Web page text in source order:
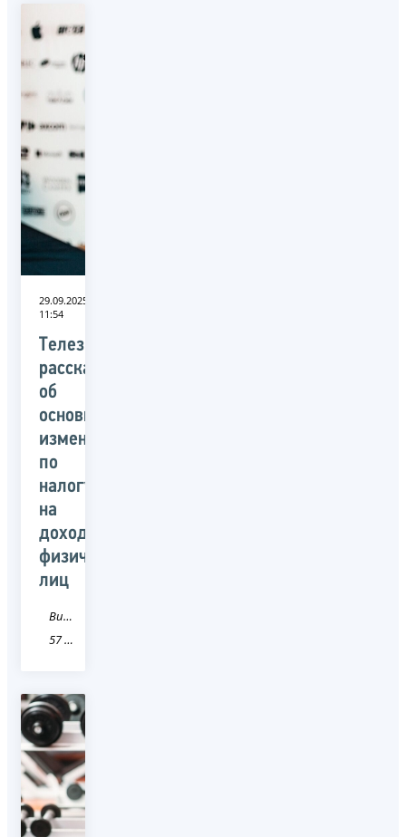
29.09.2025
11:54
Телезрителям
рассказали
об
основных
изменениях
по
налогу
на
доходы
физических
лиц
Видео
57 Орловская область